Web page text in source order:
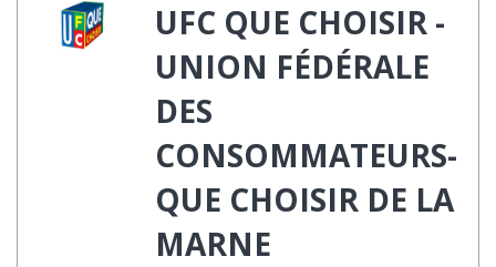
UFC QUE CHOISIR -
UNION FÉDÉRALE
DES
CONSOMMATEURS-
QUE CHOISIR DE LA
MARNE